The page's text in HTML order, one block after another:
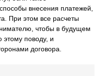
внесения платежей,
При этом все расчеты
чтобы в будущем
этому поводу, и
договора.